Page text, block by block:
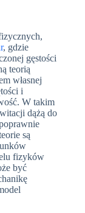
, gdzie
gęstości
teorią
własnej
i
W takim
dążą do
są
fizyków
być